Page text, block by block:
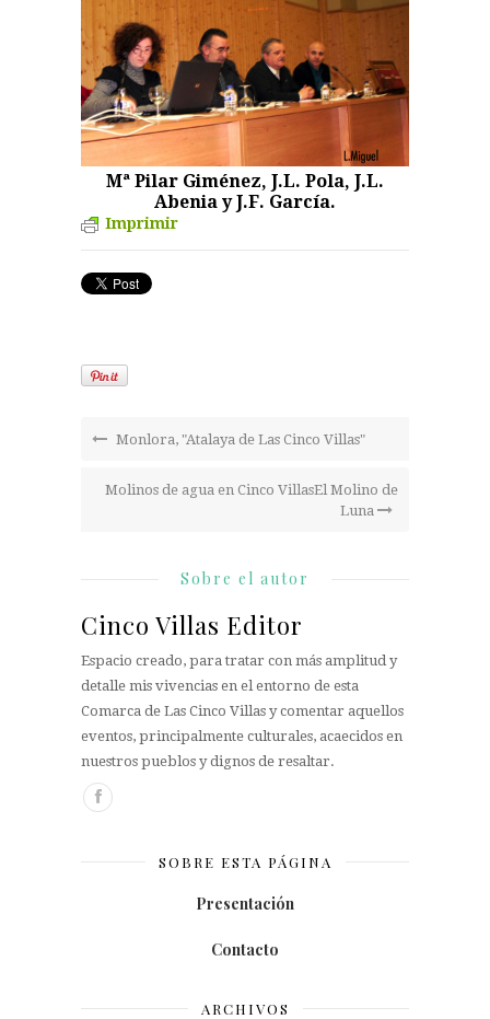
Mª Pilar Giménez, J.L. Pola, J.L.
Abenia y J.F. García.
Imprimir
Monlora, "Atalaya de Las Cinco Villas"
Molinos de agua en Cinco VillasEl Molino de
Luna
Sobre el autor
Cinco Villas Editor
Espacio creado, para tratar con más amplitud y
detalle mis vivencias en el entorno de esta
Comarca de Las Cinco Villas y comentar aquellos
eventos, principalmente culturales, acaecidos en
nuestros pueblos y dignos de resaltar.
SOBRE ESTA PÁGINA
Presentación
Contacto
ARCHIVOS